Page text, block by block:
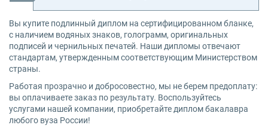
Вы купите подлинный диплом на сертифицированном бланке,
с наличием водяных знаков, голограмм, оригинальных
подписей и чернильных печатей. Наши дипломы отвечают
стандартам, утвержденным соответствующим Министерством
страны.
Работая прозрачно и добросовестно, мы не берем предоплату:
вы оплачиваете заказ по результату. Воспользуйтесь
услугами нашей компании, приобретайте диплом бакалавра
любого вуза России!